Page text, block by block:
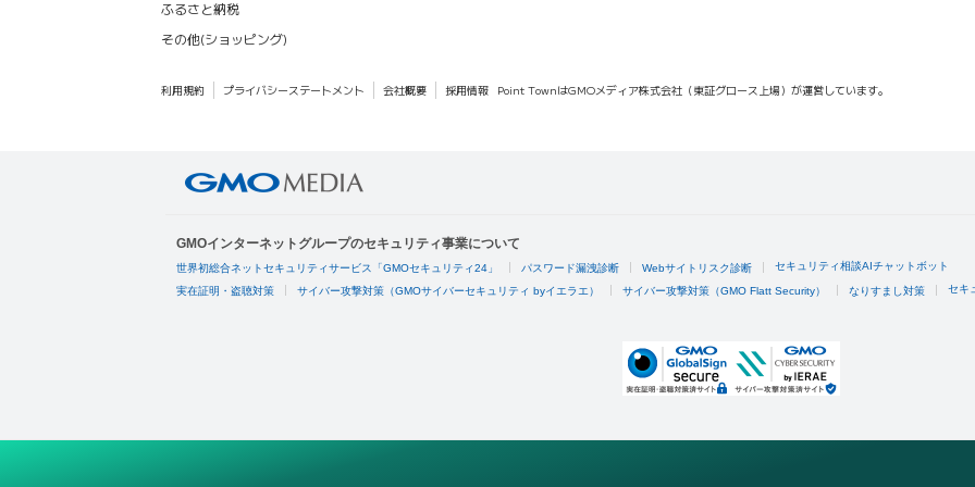
ふるさと納税
その他(ショッピング)
利用規約 プライバシーステートメント 会社概要 採用情報 Point TownはGMOメディア株式会社（東証グロース上場）が運営しています。
GMOインターネットグループのセキュリティ事業について
世界初総合ネットセキュリティサービス「GMOセキュリティ24」 パスワード漏洩診断 Webサイトリスク診断 セキュリティ相談AIチャットボット
実在証明・盗聴対策 サイバー攻撃対策（GMOサイバーセキュリティ byイエラエ） サイバー攻撃対策（GMO Flatt Security） なりすまし対策 セキ